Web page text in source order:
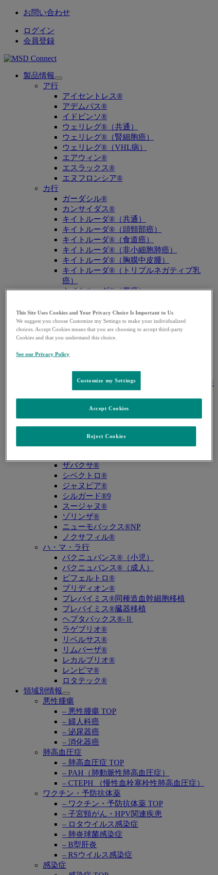
お問い合わせ
ログイン
会員登録
製品情報
Open
submenu
ア行
アイセントレス®
アデムパス®
イドビンソ®
ウェリレグ®（共通）
ウェリレグ®（腎細胞癌）
ウェリレグ®（VHL病）
エアウィン®
エスラックス®
エヌフロンシア®
カ行
ガーダシル®
カンサイダス®
キイトルーダ®（共通）
キイトルーダ®（頭頸部癌）
キイトルーダ®（食道癌）
キイトルーダ®（非小細胞肺癌）
キイトルーダ®（胸膜中皮腫）
キイトルーダ®（トリプルネガティブ乳
癌）
キイトルーダ®（胃癌）
キイトルーダ®（腎細胞癌）
キイトルーダ®（尿路上皮癌）
キイトルーダ®（子宮体癌）
キイトルーダ®（子宮頸癌）
キイトルーダ®（悪性黒色腫）
腫）
キイトルーダ®（原発性縦隔大細胞型B細胞
リンパ腫（PMBCL））
キイトルーダ®（MSI-High結腸・直腸癌）
キャップバックス®
キュビシン®
ザバクサ®
シベクトロ®
ジャヌビア®
シルガード®9
スージャヌ®
ゾリンザ®
ニューモバックス®NP
ノクサフィル®
ハ・マ・ラ行
バクニュバンス®（小児）
バクニュバンス®（成人）
ピフェルトロ®
ブリディオン®
プレバイミス®同種造血幹細胞移植
プレバイミス®臓器移植
ヘプタバックス®-Ⅱ
ラゲブリオ®
リベルサス®
リムパーザ®
レカルブリオ®
レンビマ®
ロタテック®
領域別情報
Open
submenu
悪性腫瘍
– 悪性腫瘍 TOP
– 婦人科癌
– 泌尿器癌
– 消化器癌
肺高血圧症
– 肺高血圧症 TOP
– PAH（肺動脈性肺高血圧症）
– CTEPH （慢性血栓塞栓性肺高血圧症）
ワクチン・予防抗体薬
– ワクチン・予防抗体薬 TOP
– 子宮頸がん・HPV関連疾患
– ロタウイルス感染症
– 肺炎球菌感染症
– B型肝炎
– RSウイルス感染症
感染症
This Site Uses Cookies and Your Privacy Choice Is Important to Us
We suggest you choose Customize my Settings to make your individualized
choices. Accept Cookies means that you are choosing to accept third-party
Cookies and that you understand this choice.
See our Privacy Policy
Customize my Settings
Reject Cookies
Accept Cookies